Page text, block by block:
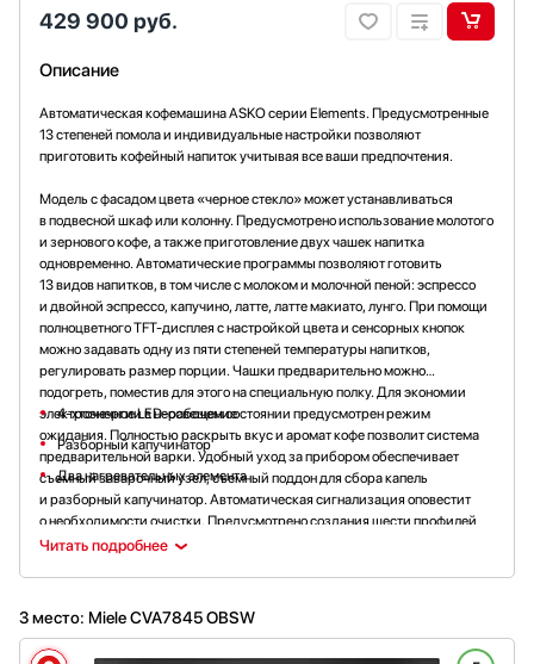
429 900 руб.
Описание
Автоматическая кофемашина ASKO серии Elements. Предусмотренные
13 степеней помола и индивидуальные настройки позволяют
приготовить кофейный напиток учитывая все ваши предпочтения.
Модель с фасадом цвета «черное стекло» может устанавливаться
в подвесной шкаф или колонну. Предусмотрено использование молотого
и зернового кофе, а также приготовление двух чашек напитка
одновременно. Автоматические программы позволяют готовить
13 видов напитков, в том числе с молоком и молочной пеной: эспрессо
и двойной эспрессо, капучино, латте, латте макиато, лунго. При помощи
полноцветного TFT-дисплея с настройкой цвета и сенсорных кнопок
можно задавать одну из пяти степеней температуры напитков,
регулировать размер порции. Чашки предварительно можно
подогреть, поместив для этого на специальную полку. Для экономии
электроэнергии в нерабочем состоянии предусмотрен режим
ожидания. Полностью раскрыть вкус и аромат кофе позволит система
предварительной варки. Удобный уход за прибором обеспечивает
съемный заварочный узел, съемный поддон для сбора капель
и разборный капучинатор. Автоматическая сигнализация оповестит
о необходимости очистки. Предусмотрено создания шести профилей
пользователя с запоминанием любимых настроек. Возможно также
4-хточечное LED-освещение
Разборный капучинатор
Два нагревательных элемента
Читать подробнее
3 место: Miele CVA7845 OBSW